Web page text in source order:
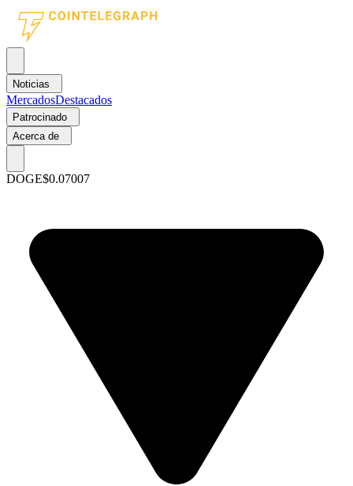
Noticias
MercadosDestacados
Patrocinado
Acerca de
DOGE$0.07007